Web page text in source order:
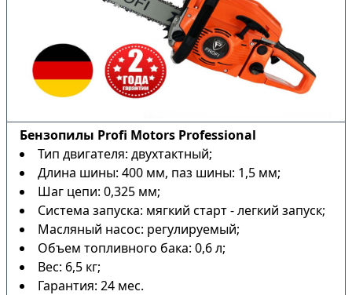
Бензопилы Profi Motors Professional
Тип двигателя: двухтактный;
Длина шины: 400 мм, паз шины: 1,5 мм;
Шаг цепи: 0,325 мм;
Система запуска: мягкий старт - легкий запуск;
Масляный насос: регулируемый;
Объем топливного бака: 0,6 л;
Вес: 6,5 кг;
Гарантия: 24 мес.